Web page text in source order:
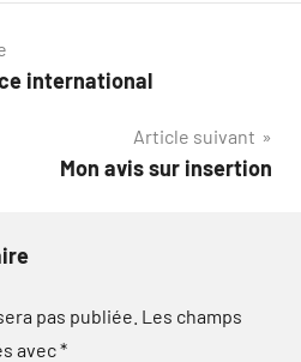
international
Article suivant
Mon avis sur insertion
pas publiée. Les champs
avec*